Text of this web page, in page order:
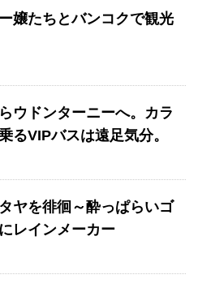
嬢たちとバンコクで観光
ウドンターニーへ。カラ
るVIPバスは遠足気分。
ヤを徘徊～酔っぱらいゴ
レインメーカー